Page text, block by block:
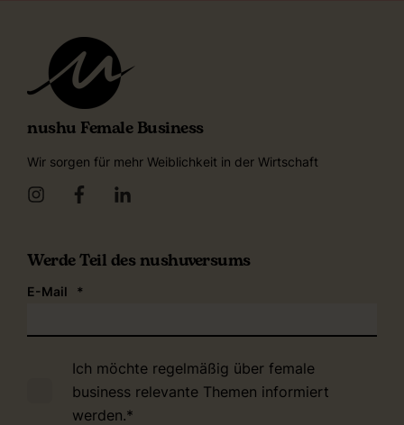
nushu Female Business
Wir sorgen für mehr Weiblichkeit in der Wirtschaft
Werde Teil des nushuversums
E-Mail *
Ich möchte regelmäßig über female
business relevante Themen informiert
werden.*